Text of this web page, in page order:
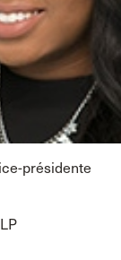
présidente